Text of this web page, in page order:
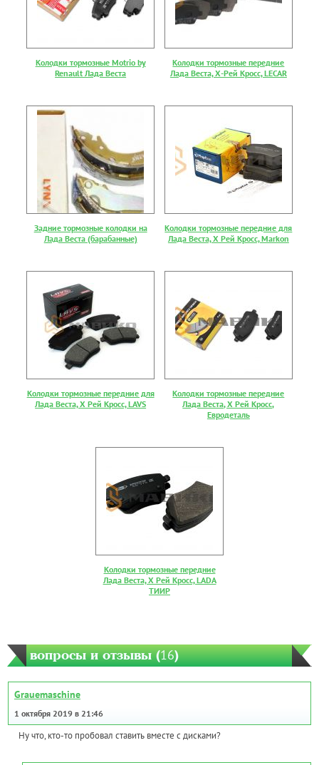
Колодки тормозные Motrio by
Renault Лада Веста
Колодки тормозные передние
Лада Веста, Х-Рей Кросс, LECAR
Задние тормозные колодки на
Лада Веста (барабанные)
Колодки тормозные передние для
Лада Веста, Х Рей Кросс, Markon
Колодки тормозные передние для
Лада Веста, Х Рей Кросс, LAVS
Колодки тормозные передние
Лада Веста, Х Рей Кросс,
Евродеталь
Колодки тормозные передние
Лада Веста, Х Рей Кросс, LADA
ТИИР
вопросы и отзывы (16)
Grauemaschine
1 октября 2019 в 21:46
Ну что, кто-то пробовал ставить вместе с дисками?